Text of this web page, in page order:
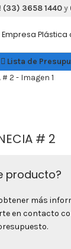
(33) 3658 1440y
Empresa Plástica
Lista de
# 2
producto?
más
en contacto